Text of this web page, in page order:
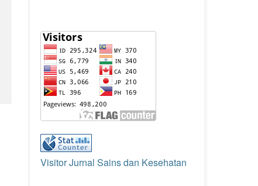
Visitor Jurnal Sains dan Kesehatan